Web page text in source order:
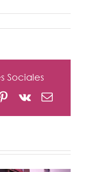
Sociales
Pinterest
Vk
Correo
Proyectos